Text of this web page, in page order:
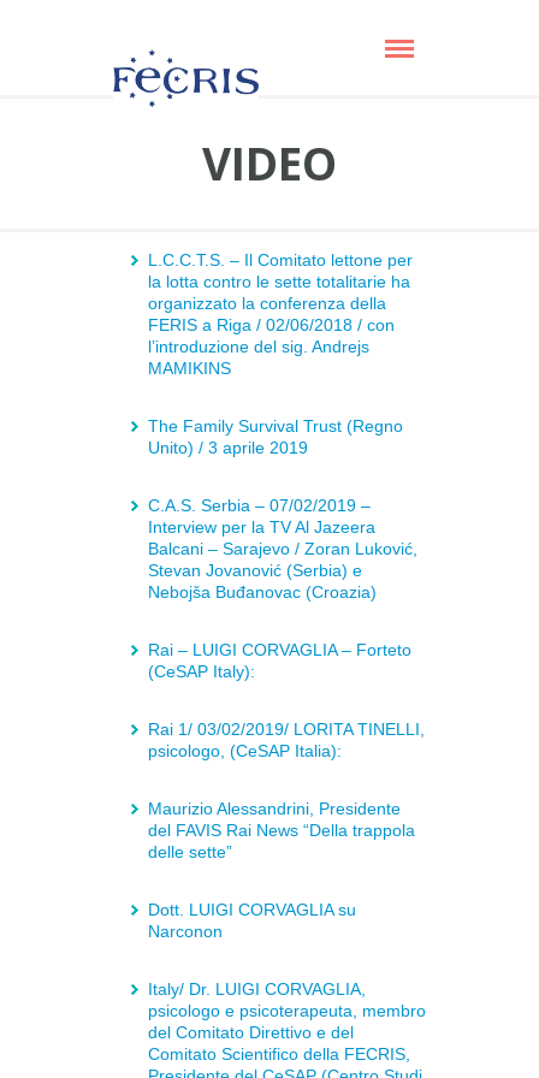
VIDEO
L.C.C.T.S. – Il Comitato lettone per
la lotta contro le sette totalitarie ha
organizzato la conferenza della
FERIS a Riga / 02/06/2018 / con
l’introduzione del sig. Andrejs
MAMIKINS
The Family Survival Trust (Regno
Unito) / 3 aprile 2019
C.A.S. Serbia – 07/02/2019 –
Interview per la TV Al Jazeera
Balcani – Sarajevo / Zoran Luković,
Stevan Jovanović (Serbia) e
Nebojša Buđanovac (Croazia)
Rai – LUIGI CORVAGLIA – Forteto
(CeSAP Italy):
Rai 1/ 03/02/2019/ LORITA TINELLI,
psicologo, (CeSAP Italia):
Maurizio Alessandrini, Presidente
del FAVIS Rai News “Della trappola
delle sette”
Dott. LUIGI CORVAGLIA su
Narconon
Italy/ Dr. LUIGI CORVAGLIA,
psicologo e psicoterapeuta, membro
del Comitato Direttivo e del
Comitato Scientifico della FECRIS,